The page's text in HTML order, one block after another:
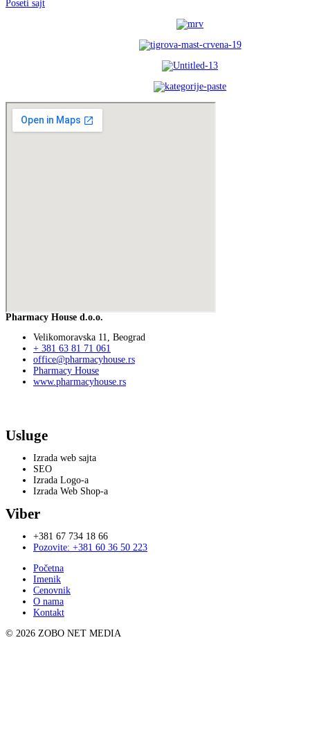
Poseti sajt
Pharmacy House d.o.o.
Velikomoravska 11, Beograd
+ 381 63 81 71 061
office@pharmacyhouse.rs
Pharmacy House
www.pharmacyhouse.rs
Usluge
Izrada web sajta
SEO
Izrada Logo-a
Izrada Web Shop-a
Viber
+381 67 734 18 66
Pozovite: +381 60 36 50 223
Početna
Imenik
Cenovnik
O nama
Kontakt
© 2026 ZOBO NET MEDIA